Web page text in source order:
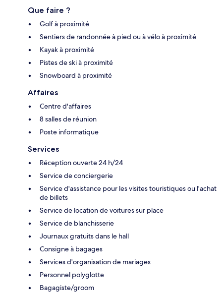
Que faire ?
Golf à proximité
Sentiers de randonnée à pied ou à vélo à proximité
Kayak à proximité
Pistes de ski à proximité
Snowboard à proximité
Affaires
Centre d'affaires
8 salles de réunion
Poste informatique
Services
Réception ouverte 24 h/24
Service de conciergerie
Service d'assistance pour les visites touristiques ou l'achat
de billets
Service de location de voitures sur place
Service de blanchisserie
Journaux gratuits dans le hall
Consigne à bagages
Services d'organisation de mariages
Personnel polyglotte
Bagagiste/groom